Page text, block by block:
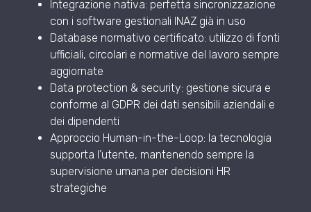
Integrazione nativa: perfetta sincronizzazione
con i software gestionali INAZ già in uso
Database normativo certificato: utilizzo di fonti
ufficiali, circolari e normative del lavoro sempre
aggiornate
Data protection & security: gestione sicura e
conforme al GDPR dei dati sensibili aziendali e
dei dipendenti
Approccio Human-in-the-Loop: la tecnologia
supporta l’utente, mantenendo sempre la
supervisione umana per decisioni HR
strategiche